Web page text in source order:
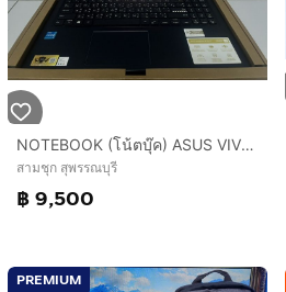
NOTEBOOK (โน้ตบุ๊ค) ASUS VIVOBOOK GEN 13
สามชุก สุพรรณบุรี
฿ 9,500
PREMIUM